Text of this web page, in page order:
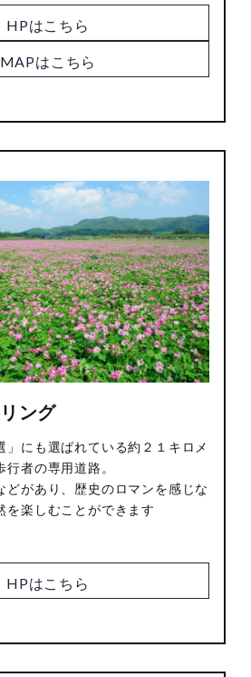
HPはこちら
MAPはこちら
ング
」にも選ばれている約２１キロメ
者の専用道路。
どがあり、歴史のロマンを感じな
を楽しむことができます
HPはこちら